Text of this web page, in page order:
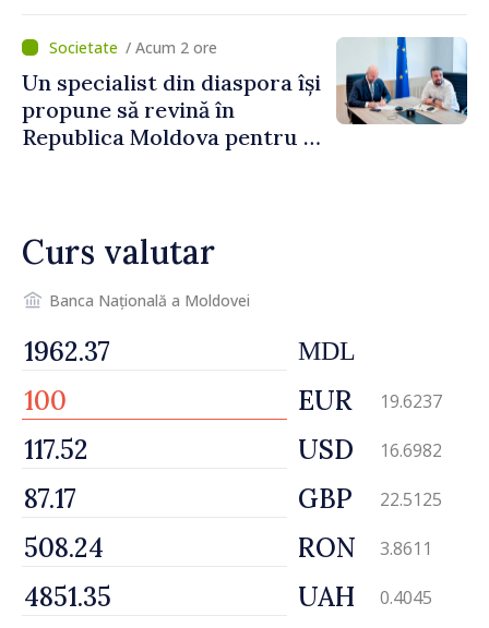
/ Acum 2 ore
Un specialist din diaspora își
propune să revină în
Republica Moldova pentru a
Curs valutar
Banca Națională a Moldovei
MDL
EUR 19.6237
USD 16.6982
GBP 22.5125
RON 3.8611
UAH 0.4045